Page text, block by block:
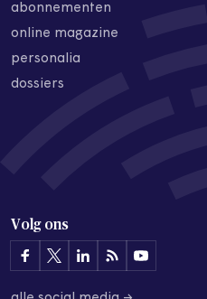
abonnementen
online magazine
personalia
dossiers
Volg ons